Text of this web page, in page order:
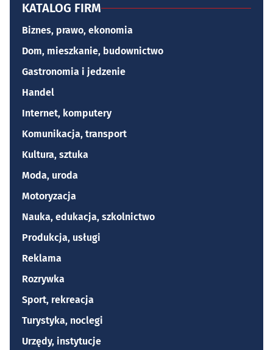
KATALOG FIRM
Biznes, prawo, ekonomia
Dom, mieszkanie, budownictwo
Gastronomia i jedzenie
Handel
Internet, komputery
Komunikacja, transport
Kultura, sztuka
Moda, uroda
Motoryzacja
Nauka, edukacja, szkolnictwo
Produkcja, usługi
Reklama
Rozrywka
Sport, rekreacja
Turystyka, noclegi
Urzędy, instytucje